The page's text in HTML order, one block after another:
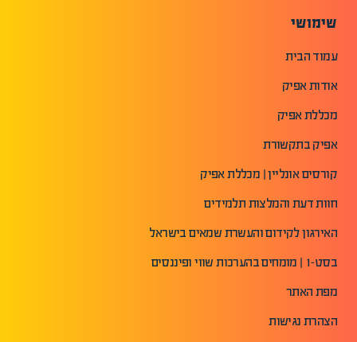
שימושי
עמוד הבית
אודות אפיק
מכללת אפיק
אפיק בתקשורת
קורסים אונליין | מכללת אפיק
חוות דעת והמלצות תלמידים
האירגון לקידום והעשרת שמאים בישראל
בסט-1 | מומחים בהערכות שווי ופיננסים
מפת האתר
הצהרת נגישות